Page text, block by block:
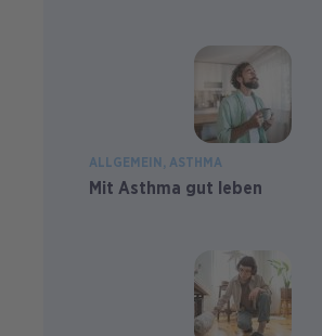
ALLGEMEIN ASTHMA
Mit Asthma gut leben